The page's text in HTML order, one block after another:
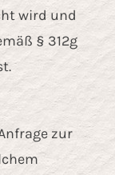
wird und
§ 312g
zur